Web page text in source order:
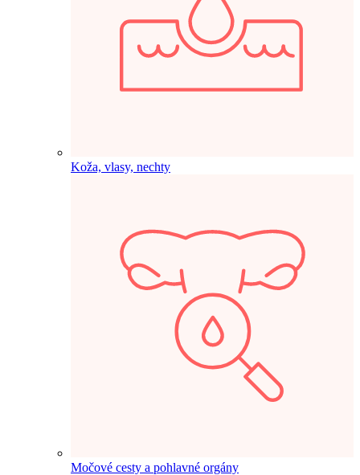
Koža, vlasy, nechty
Močové cesty a pohlavné orgány